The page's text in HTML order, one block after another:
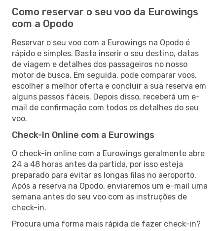
Como reservar o seu voo da Eurowings
com a Opodo
Reservar o seu voo com a Eurowings na Opodo é
rápido e simples. Basta inserir o seu destino, datas
de viagem e detalhes dos passageiros no nosso
motor de busca. Em seguida, pode comparar voos,
escolher a melhor oferta e concluir a sua reserva em
alguns passos fáceis. Depois disso, receberá um e-
mail de confirmação com todos os detalhes do seu
voo.
Check-In Online com a Eurowings
O check-in online com a Eurowings geralmente abre
24 a 48 horas antes da partida, por isso esteja
preparado para evitar as longas filas no aeroporto.
Após a reserva na Opodo, enviaremos um e-mail uma
semana antes do seu voo com as instruções de
check-in.
Procura uma forma mais rápida de fazer check-in?